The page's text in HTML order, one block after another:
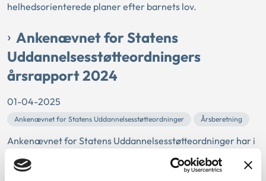
helhedsorienterede planer efter barnets lov.
Ankenævnet for Statens
Uddannelsesstøtteordningers
årsrapport 2024
01-04-2025
Ankenævnet for Statens Uddannelsesstøtteordninger Årsberetning
Ankenævnet for Statens Uddannelsesstøtteordninger har i
2024 modtaget 1.068 sager og har truffet afgørelse i 981
sager.